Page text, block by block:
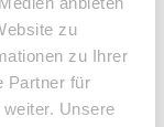
zu
zu Ihrer
Partner für
Unsere